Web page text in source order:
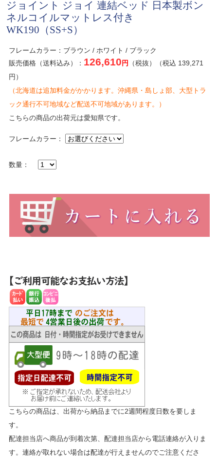
ジョイント ジョイ 連結ベッド 日本製ボン
ネルコイルマットレス付き
WK190（SS+S）
フレームカラー：ブラウン / ホワイト / ブラック
販売価格（送料込み）： 126,610 円
（税抜）（税込 139,271
円）
（北海道は追加料金がかかります。沖縄県・島しょ部、大型トラ
ック通行不可地域など配送不可地域があります。）
こちらの商品の出荷元は愛知県です。
フレームカラー：
数量：
こちらの商品は、出荷から納品までに2週間程度日数を要しま
す。
配達担当店へ商品が到着次第、配達担当店から電話連絡が入りま
す。連絡が取れない場合は配達が行えませんのでご注意くださ